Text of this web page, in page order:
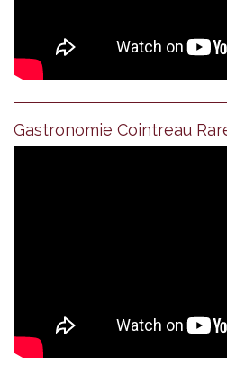
Gastronomie Cointreau